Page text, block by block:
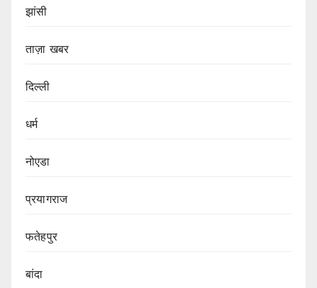
झांसी
ताज़ा खबर
दिल्ली
धर्म
नोएडा
प्रयागराज
फतेहपुर
बांदा